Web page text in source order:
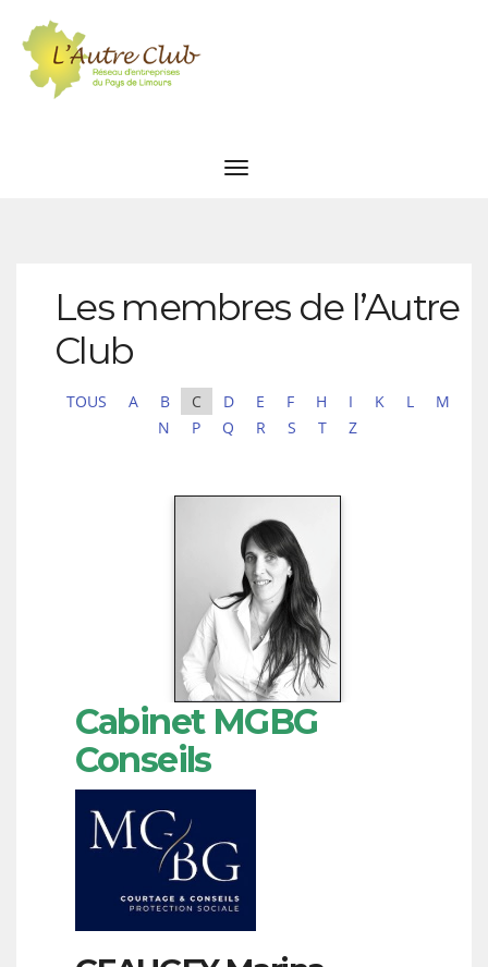
Les membres de l’Autre
Club
TOUS A B C D E F H I K L
M
N
P Q R S T Z
Cabinet MGBG
Conseils